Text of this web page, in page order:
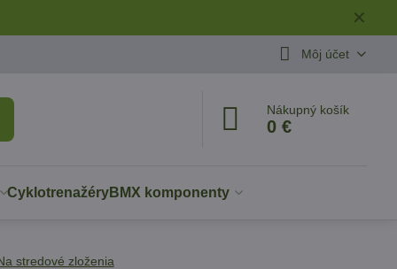
✕
Môj účet
Nákupný košík
0 €
CyklotrenažéryBMX komponenty
stredové zloženia